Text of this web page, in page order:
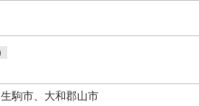
駒市、大和郡山市